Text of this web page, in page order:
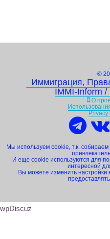
©
Иммиграция,
IMMI-Inform /
О
Privacy
Мы используем cookie, т.к.
И еще cookie используются для
интересной
Вы можете изменить настройки
wpDiscuz